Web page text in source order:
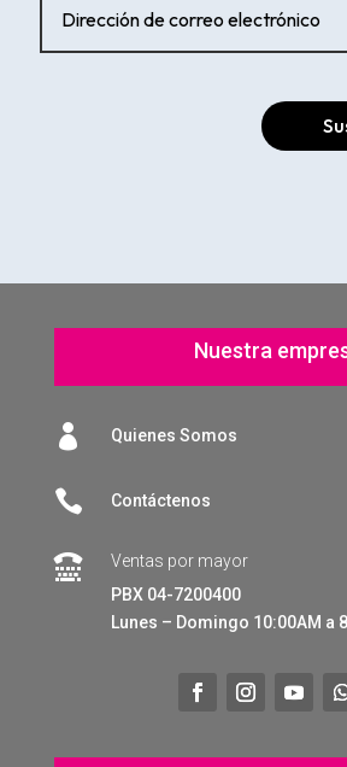
Nuestra
 Quienes Somos
 Contáctenos

Ventas por mayor
PBX 04-7200400
Lunes – Domingo 10:00AM a